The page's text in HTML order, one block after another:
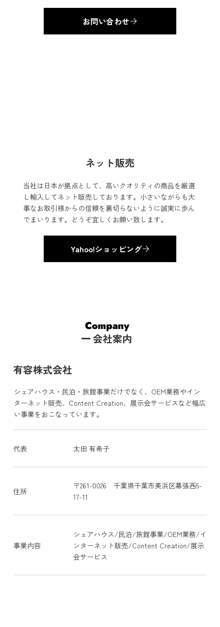
お問い合わせ
ネット販売
当社は日本が拠点として、高いクオリティの商品を厳選
し輸入してネット販売しております。小さいながらも大
事なお取引様からの信頼を裏切らないように誠実に歩ん
でまいります。どうぞ宜しくお願い致します。
Yahoo!ショッピング
​Company
会社案内
有容株式会社
シェアハウス・民泊・旅館事業だけでなく、OEM業務やイン
ターネット販売、Content Creation、展示会サービスなど幅広
い事業をおこなっています。
代表 太田 有希子
住所
〒261-0026 千葉県千葉市美浜区幕張西5-
17-11
事業内容
シェアハウス/民泊/旅館事業/OEM業務/イ
ンターネット販売/Content Creation/展示
会サービス